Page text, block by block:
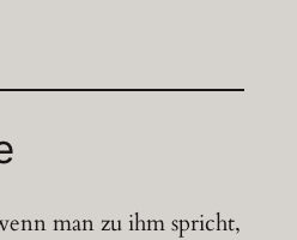
man zu ihm spricht,